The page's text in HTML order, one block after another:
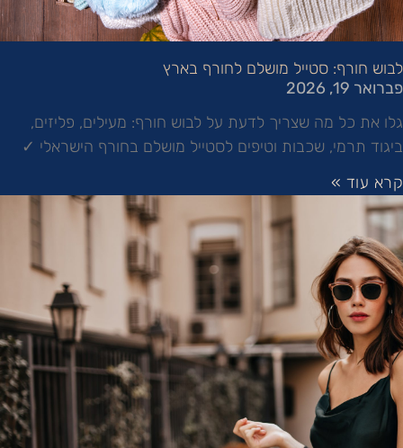
לבוש חורף: סטייל מושלם לחורף בארץ
פברואר 19, 2026
גלו את כל מה שצריך לדעת על לבוש חורף: מעילים, פליזים,
ביגוד תרמי, שכבות וטיפים לסטייל מושלם בחורף הישראלי ✓
קרא עוד »